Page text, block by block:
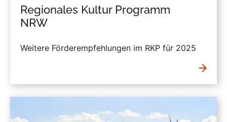
Regionales Kultur Programm
NRW
Weitere Förderempfehlungen im RKP für 2025